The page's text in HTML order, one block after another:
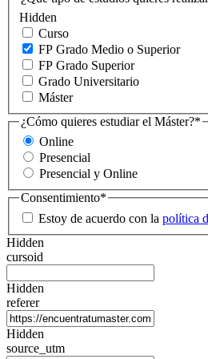
Hidden
Curso
FP Grado Medio o Superior
FP Grado Superior
Grado Universitario
Máster
¿Cómo quieres estudiar el Máster?*
Online
Presencial
Presencial y Online
Consentimiento*
Estoy de acuerdo con la política
Hidden
cursoid
Hidden
referer
Hidden
source_utm